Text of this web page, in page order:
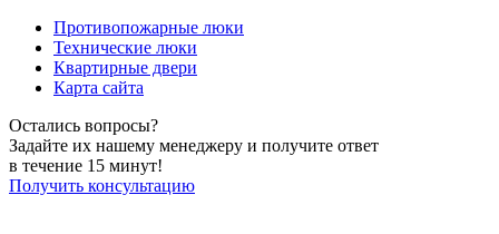
Противопожарные люки
Технические люки
Квартирные двери
Карта сайта
Остались вопросы?
Задайте их нашему менеджеру и получите ответ
в течение 15 минут!
Получить консультацию